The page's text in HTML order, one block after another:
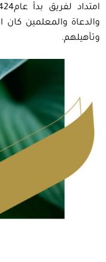
والدعاة والمعلمين
وتأهيلهم.